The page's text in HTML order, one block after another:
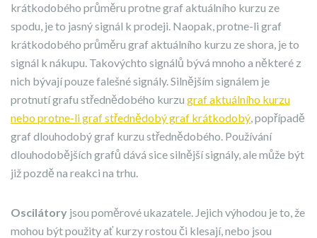
krátkodobého průměru protne graf aktuálního kurzu ze
spodu, je to jasný signál k prodeji. Naopak, protne-li graf
krátkodobého průměru graf aktuálního kurzu ze shora, je to
signál k nákupu. Takovýchto signálů bývá mnoho a některé z
nich bývají pouze falešné signály. Silnějším signálem je
protnutí grafu střednědobého kurzu graf aktuálního kurzu
nebo protne-li graf střednědobý graf krátkodobý, popřípadě
graf dlouhodobý graf kurzu střednědobého. Používání
dlouhodobějších grafů dává sice silnější signály, ale může být
již pozdě na reakci na trhu.
Oscilátory jsou poměrové ukazatele. Jejich výhodou je to, že
mohou být použity ať kurzy rostou či klesají, nebo jsou